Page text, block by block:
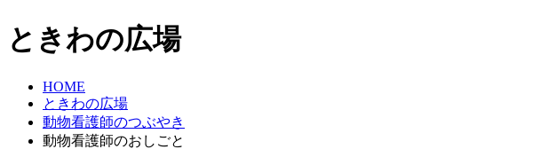
ときわの広場
HOME
ときわの広場
動物看護師のつぶやき
動物看護師のおしごと